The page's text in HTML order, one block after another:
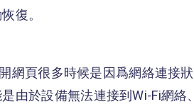
復。
網頁很多時候是因爲網絡連接
由於設備無法連接到Wi-Fi網